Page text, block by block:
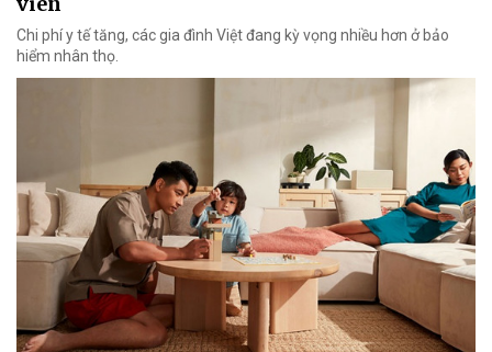
Chi phí y tế tăng, các gia đình Việt đang kỳ vọng nhiều hơn ở bảo
hiểm nhân thọ.